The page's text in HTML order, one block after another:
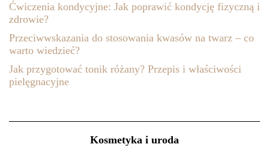
Ćwiczenia kondycyjne: Jak poprawić kondycję fizyczną i
zdrowie?
Przeciwwskazania do stosowania kwasów na twarz – co
warto wiedzieć?
Jak przygotować tonik różany? Przepis i właściwości
pielęgnacyjne
Kosmetyka i uroda